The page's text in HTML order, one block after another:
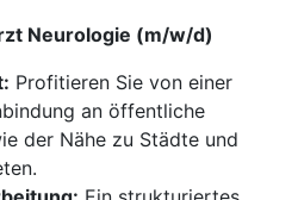
Neurologie (m/w/d)
Profitieren Sie von einer
an öffentliche
der Nähe zu Städte und